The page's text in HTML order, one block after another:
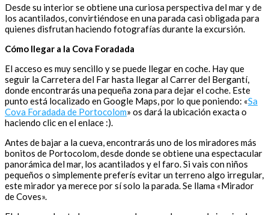
Desde su interior se obtiene una curiosa perspectiva del mar y de
los acantilados, convirtiéndose en una parada casi obligada para
quienes disfrutan haciendo fotografías durante la excursión.
Cómo llegar a la Cova Foradada
El acceso es muy sencillo y se puede llegar en coche. Hay que
seguir la Carretera del Far hasta llegar al Carrer del Bergantí,
donde encontrarás una pequeña zona para dejar el coche. Este
punto está localizado en Google Maps, por lo que poniendo: «Sa
Cova Foradada de Portocolom» os dará la ubicación exacta o
haciendo clic en el enlace :).
Antes de bajar a la cueva, encontrarás uno de los miradores más
bonitos de Portocolom, desde donde se obtiene una espectacular
panorámica del mar, los acantilados y el faro. Si vais con niños
pequeños o simplemente preferís evitar un terreno algo irregular,
este mirador ya merece por sí solo la parada. Se llama «Mirador
de Coves».